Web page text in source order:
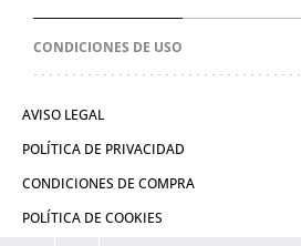
CONDICIONES DE USO
AVISO LEGAL
POLÍTICA DE PRIVACIDAD
CONDICIONES DE COMPRA
POLÍTICA DE COOKIES